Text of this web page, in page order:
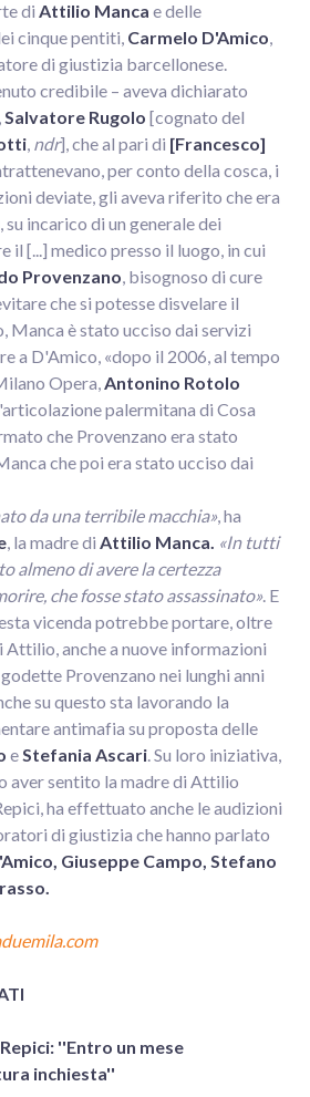
di Attilio Manca e delle
cinque pentiti, Carmelo D'Amico,
di giustizia barcellonese.
credibile – aveva dichiarato
Salvatore Rugolo [cognato del
, ndr], che al pari di [Francesco]
per conto della cosca, i
deviate, gli aveva riferito che era
incarico di un generale dei
il [...] medico presso il luogo, in cui
Provenzano, bisognoso di cure
che si potesse disvelare il
Manca è stato ucciso dai servizi
a D'Amico, «dopo il 2006, al tempo
Opera,Antonino Rotolo
palermitana di Cosa
che Provenzano era stato
che poi era stato ucciso dai
da una terribile macchia», ha
, la madre di Attilio Manca. «In tutti
almeno di avere la certezza
che fosse stato assassinato». E
vicenda potrebbe portare, oltre
Attilio, anche a nuove informazioni
Provenzano nei lunghi anni
su questo sta lavorando la
antimafia su proposta delle
eStefania Ascari. Su loro iniziativa,
aver sentito la madre di Attilio
ha effettuato anche le audizioni
di giustizia che hanno parlato
Giuseppe Campo, Stefano
''Entro un mese
inchiesta''